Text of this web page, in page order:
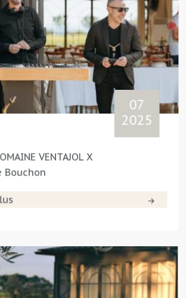
07
2025
VENTAJOL X
Bouchon